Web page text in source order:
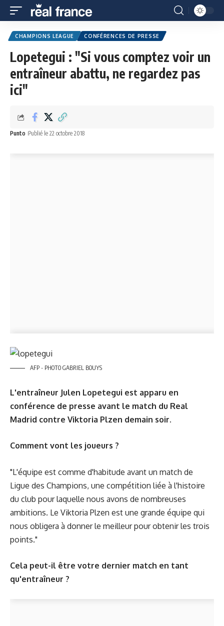
CHAMPIONS LEAGUE CONFÉRENCES DE PRESSE
Lopetegui : "Si vous comptez voir un
entraîneur abattu, ne regardez pas
ici"
Punto Publié le 22 octobre 2018
AFP - PHOTO GABRIEL BOUYS
L'entraîneur Julen Lopetegui est apparu en
conférence de presse avant le match du Real
Madrid contre Viktoria Plzen demain soir.
Comment vont les joueurs ?
"L'équipe est comme d'habitude avant un match de
Ligue des Champions, une compétition liée à l'histoire
du club pour laquelle nous avons de nombreuses
ambitions. Le Viktoria Plzen est une grande équipe qui
nous obligera à donner le meilleur pour obtenir les trois
points."
Cela peut-il être votre dernier match en tant
qu'entraîneur ?